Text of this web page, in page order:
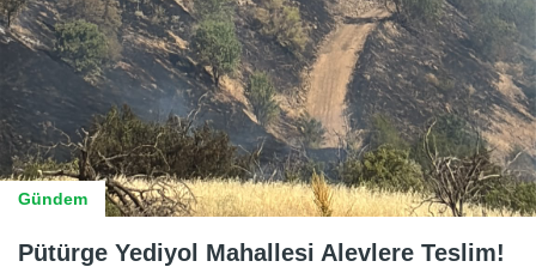
Gündem
Pütürge Yediyol Mahallesi Alevlere Teslim!